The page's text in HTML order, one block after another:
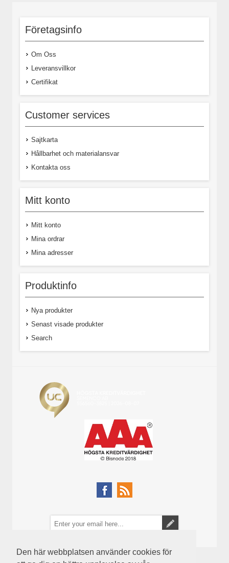
Den här webbplatsen använder cookies för
Företagsinfo
Om Oss
Leveransvillkor
Certifikat
Customer services
Sajtkarta
Hållbarhet och materialansvar
Kontakta oss
Mitt konto
Mitt konto
Mina ordrar
Mina adresser
Produktinfo
Nya produkter
Senast visade produkter
Search